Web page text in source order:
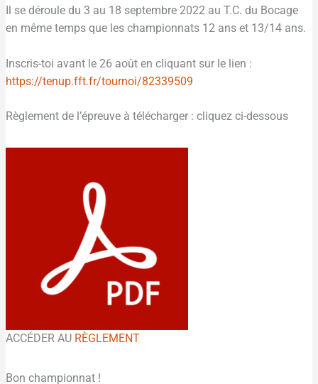
Il se déroule du 3 au 18 septembre 2022 au T.C. du Bocage
en même temps que les championnats 12 ans et 13/14 ans.
Inscris-toi avant le 26 août en cliquant sur le lien :
https://tenup.fft.fr/tournoi/82339509
Règlement de l’épreuve à télécharger : cliquez ci-dessous
ACCÉDER AU RÈGLEMENT
Bon championnat !